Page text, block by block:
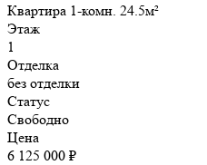
Квартира 1-комн. 24.5м²
Этаж
1
Отделка
без отделки
Статус
Свободно
Цена
6 125 000 ₽